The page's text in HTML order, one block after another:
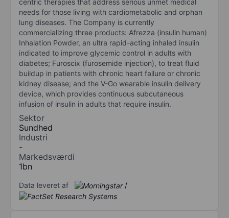
needs for those living with cardiometabolic and orphan
lung diseases. The Company is currently
commercializing three products: Afrezza (insulin human)
Inhalation Powder, an ultra rapid-acting inhaled insulin
indicated to improve glycemic control in adults with
diabetes; Furoscix (furosemide injection), to treat fluid
buildup in patients with chronic heart failure or chronic
kidney disease; and the V-Go wearable insulin delivery
device, which provides continuous subcutaneous
infusion of insulin in adults that require insulin.
Sektor
Sundhed
Industri
-
Markedsværdi
1bn
Data leveret af /